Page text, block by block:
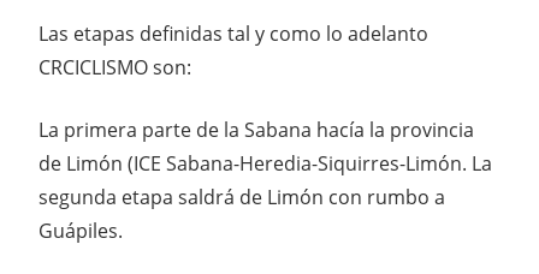
Las etapas definidas tal y como lo adelanto
CRCICLISMO son:
La primera parte de la Sabana hacía la provincia
de Limón (ICE Sabana-Heredia-Siquirres-Limón. La
segunda etapa saldrá de Limón con rumbo a
Guápiles.